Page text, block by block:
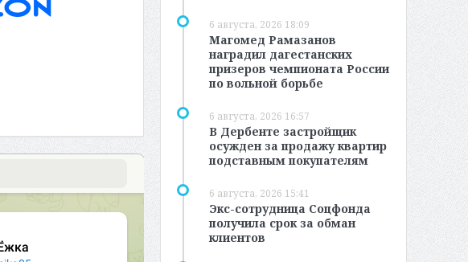
6 августа, 2026 18:09
Магомед Рамазанов
наградил дагестанских
призеров чемпионата России
по вольной борьбе
6 августа, 2026 16:57
В Дербенте застройщик
осужден за продажу квартир
подставным покупателям
6 августа, 2026 15:41
Экс-сотрудница Соцфонда
получила срок за обман
клиентов